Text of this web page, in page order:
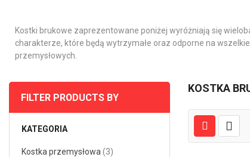
Kostki brukowe zaprezentowane poniżej wyróżniają się
charakterze, które będą wytrzymałe oraz odporne na
przemysłowych.
KOSTKA
FILTER PRODUCTS BY
KATEGORIA
Kostka przemysłowa 3przedmiotów